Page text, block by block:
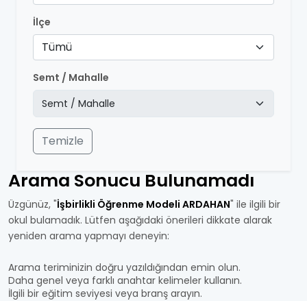
İlçe
Tümü
Semt / Mahalle
Temizle
Arama Sonucu Bulunamadı
Üzgünüz, "İşbirlikli Öğrenme Modeli ARDAHAN" ile ilgili bir
okul bulamadık. Lütfen aşağıdaki önerileri dikkate alarak
yeniden arama yapmayı deneyin:
Arama teriminizin doğru yazıldığından emin olun.
Daha genel veya farklı anahtar kelimeler kullanın.
İlgili bir eğitim seviyesi veya branş arayın.